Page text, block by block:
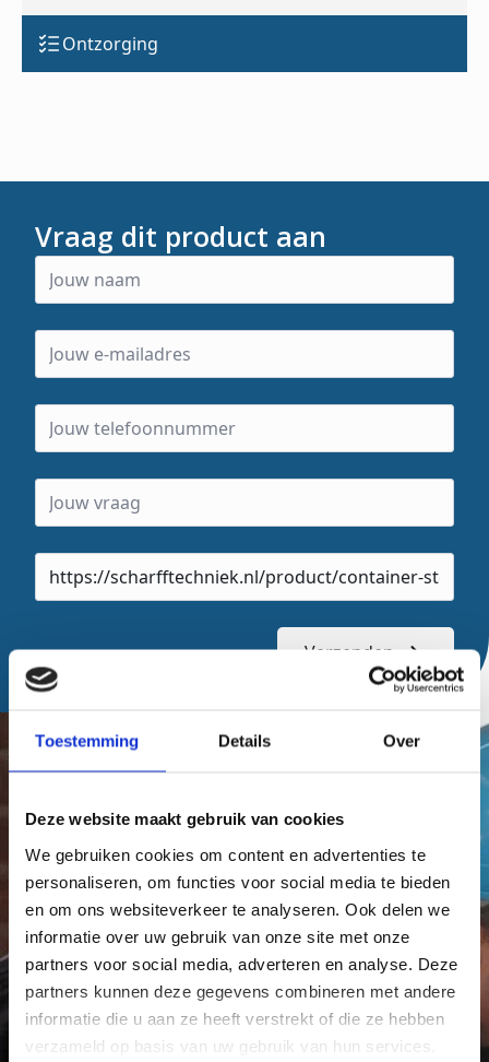
Toestemming Details Over
Deze website maakt gebruik van cookies
We gebruiken cookies om content en advertenties te
personaliseren, om functies voor social media te bieden
en om ons websiteverkeer te analyseren. Ook delen we
informatie over uw gebruik van onze site met onze
partners voor social media, adverteren en analyse. Deze
partners kunnen deze gegevens combineren met andere
informatie die u aan ze heeft verstrekt of die ze hebben
verzameld op basis van uw gebruik van hun services.
Ontzorging
Vraag dit product aan
Product
url
Verzenden